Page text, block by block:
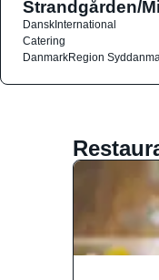
Strandgården/
DanskInternational
Catering
DanmarkRegion